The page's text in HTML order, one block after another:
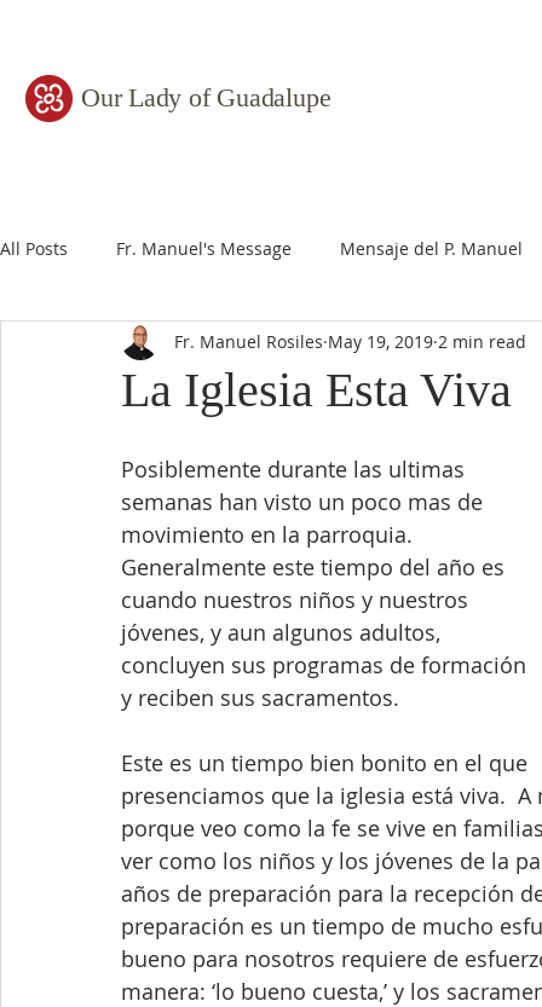
Our Lady of Guadalupe
All Posts Fr. Manuel's Message Mensaje del P. Manuel
La Iglesia Esta Viva
Fr. Manuel Rosiles May 19, 2019 2 min read
Posiblemente durante las ultimas
semanas han visto un poco mas de
movimiento en la parroquia.
Generalmente este tiempo del año es
cuando nuestros niños y nuestros
jóvenes, y aun algunos adultos,
concluyen sus programas de formación
y reciben sus sacramentos.
Este es un tiempo bien bonito en el que
presenciamos que la iglesia está viva.
porque veo como la fe se vive en
ver como los niños y los jóvenes de la
años de preparación para la recepción
preparación es un tiempo de mucho
bueno para nosotros requiere de
manera: ‘lo bueno cuesta,’ y los